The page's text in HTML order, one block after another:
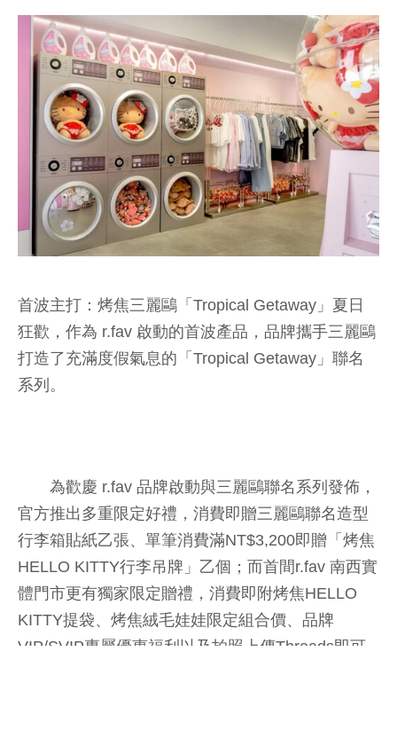
首波主打：烤焦三麗鷗「Tropical Getaway」夏日
狂歡，作為 r.fav 啟動的首波產品，品牌攜手三麗鷗
打造了充滿度假氣息的「Tropical Getaway」聯名
系列。
為歡慶 r.fav 品牌啟動與三麗鷗聯名系列發佈，
官方推出多重限定好禮，消費即贈三麗鷗聯名造型
行李箱貼紙乙張、單筆消費滿NT$3,200即贈「烤焦
HELLO KITTY行李吊牌」乙個；而首間r.fav 南西實
體門市更有獨家限定贈禮，消費即附烤焦HELLO
KITTY提袋、烤焦絨毛娃娃限定組合價、品牌
VIP/SVIP專屬優惠福利以及拍照上傳Threads即可